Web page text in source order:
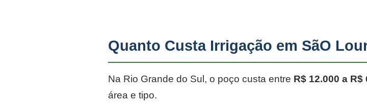
Quanto Custa Irrigação em SãO
Na Rio Grande do Sul, o poço custa entre R$ 12.000 a R$
área e tipo.